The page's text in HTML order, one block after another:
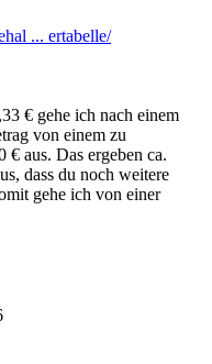
... ertabelle/
€ gehe ich nach einem
von einem zu
aus. Das ergeben ca.
dass du noch weitere
gehe ich von einer